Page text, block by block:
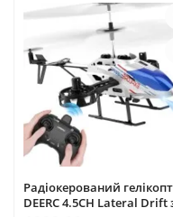
Радіокерований
DEERC 4.5CH Lateral Drift